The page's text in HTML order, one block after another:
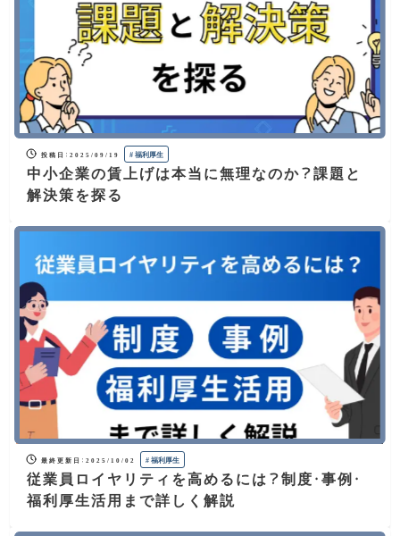
投稿日 ： 2025/09/19 # 福利厚生
中小企業の賃上げは本当に無理なのか？課題と
解決策を探る
最終更新日 ： 2025/10/02 # 福利厚生
従業員ロイヤリティを高めるには？制度・事例・
福利厚生活用まで詳しく解説